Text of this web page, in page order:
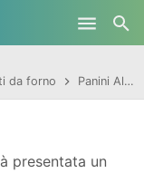
da forno Panini Al Latte 2
presentata un